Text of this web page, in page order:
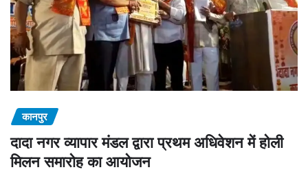
कानपुर
दादा नगर व्यापार मंडल द्वारा प्रथम अधिवेशन में होली
मिलन समारोह का आयोजन